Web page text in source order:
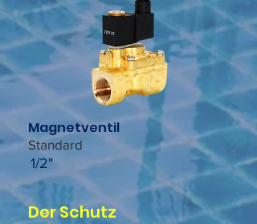
Magnetventil
Standard
1/2"
Der Schutz